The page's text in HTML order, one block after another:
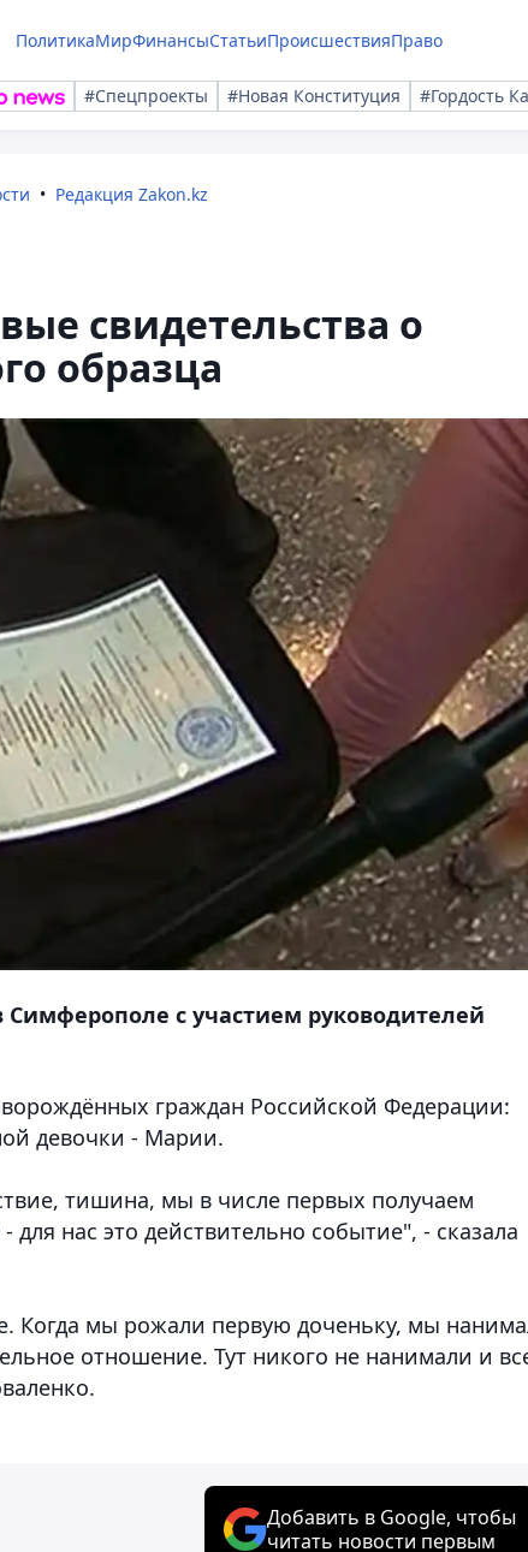
ПолитикаМирФинансыСтатьиПроисшествияПраво
#Спецпроекты #Новая Конституция #Гордость
Редакция Zakon.kz
свидетельства о
образца
с участием руководителей
граждан Российской Федерации:
девочки - Марии.
тишина, мы в числе первых получаем
нас это действительно событие", - сказала
Когда мы рожали первую доченьку, мы
отношение. Тут никого не нанимали и
Добавить в Google, чтобы
читать новости первым